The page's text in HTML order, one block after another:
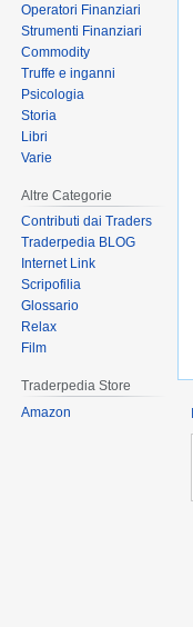
Operatori Finanziari
Strumenti Finanziari
Commodity
Truffe e inganni
Psicologia
Storia
Libri
Varie
Altre Categorie
Contributi dai Traders
Traderpedia BLOG
Internet Link
Scripofilia
Glossario
Relax
Film
Traderpedia Store
Amazon